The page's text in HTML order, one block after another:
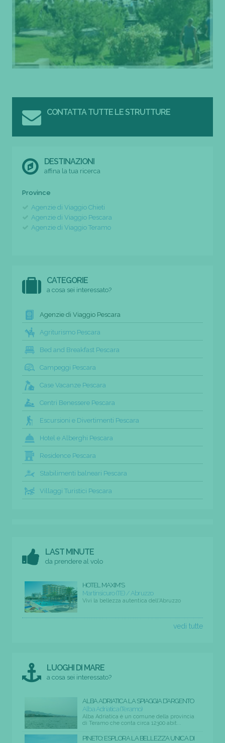
CONTATTA TUTTE LE STRUTTURE
DESTINAZIONI
affina la tua ricerca
Province
Agenzie di Viaggio Chieti
Agenzie di Viaggio Pescara
Agenzie di Viaggio Teramo
CATEGORIE
a cosa sei interessato?
Agenzie di Viaggio Pescara
Agriturismo Pescara
Bed and Breakfast Pescara
Campeggi Pescara
Case Vacanze Pescara
Centri Benessere Pescara
Escursioni e Divertimenti Pescara
Hotel e Alberghi Pescara
Residence Pescara
Stabilimenti balneari Pescara
Villaggi Turistici Pescara
LAST MINUTE
da prendere al volo
HOTEL MAXIM'S
Martinsicuro (TE) / Abruzzo
Vivi la bellezza autentica dell'Abruzzo
vedi tutte
LUOGHI DI MARE
a cosa sei interessato?
ALBA ADRIATICA LA SPIAGGIA D’ARGENTO
Alba Adriatica (Teramo)
Alba Adriatica è un comune della provincia
di Teramo che conta circa 12300 abit...
PINETO: ESPLORA LA BELLEZZA UNICA DI